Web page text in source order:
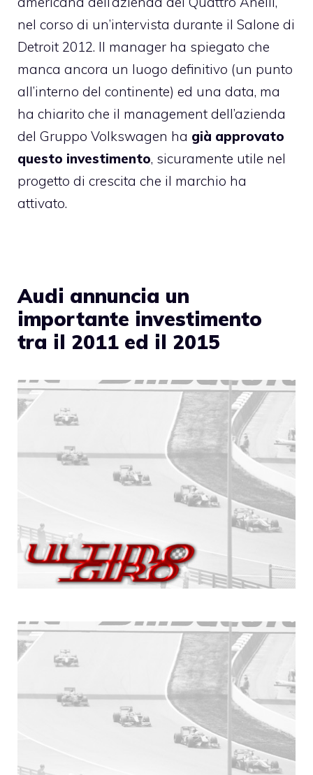
nel corso di un’intervista durante il Salone di
Detroit 2012. Il manager ha spiegato che
manca ancora un luogo definitivo (un punto
all’interno del continente) ed una data, ma
ha chiarito che il management dell’azienda
del Gruppo Volkswagen ha già approvato
questo investimento, sicuramente utile nel
progetto di crescita che il marchio ha
attivato.
Audi annuncia un
importante investimento
tra il 2011 ed il 2015